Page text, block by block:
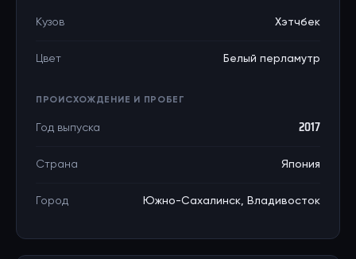
Кузов Хэтчбек
Цвет Белый перламутр
ПРОИСХОЖДЕНИЕ И ПРОБЕГ
Год выпуска 2017
Страна Япония
Город Южно-Сахалинск, Владивосток